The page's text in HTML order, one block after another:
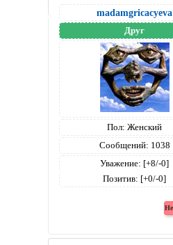
madamgricacyeva
Друг
Пол: Женский
Сообщений: 1038
Уважение: [+8/-0]
Позитив: [+0/-0]